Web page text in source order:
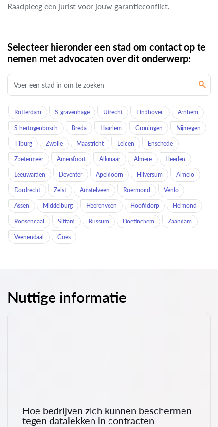
Raadpleeg een jurist voor jouw garantieconflict.
Selecteer hieronder een stad om contact op te
nemen met advocaten over dit onderwerp:
Rotterdam S-gravenhage Utrecht Eindhoven Arnhem
S-hertogenbosch Breda Haarlem Groningen Nijmegen
Tilburg Zwolle Maastricht Leiden Enschede
Zoetermeer Amersfoort Alkmaar Almere Heerlen
Leeuwarden Deventer Apeldoorn Hilversum Almelo
Dordrecht Zeist Amstelveen Roermond Venlo
Assen Middelburg Heerenveen Hoofddorp Helmond
Roosendaal Sittard Bussum Doetinchem Zaandam
Veenendaal Goes
Nuttige informatie
Hoe bedrijven zich kunnen beschermen
tegen datalekken in contracten